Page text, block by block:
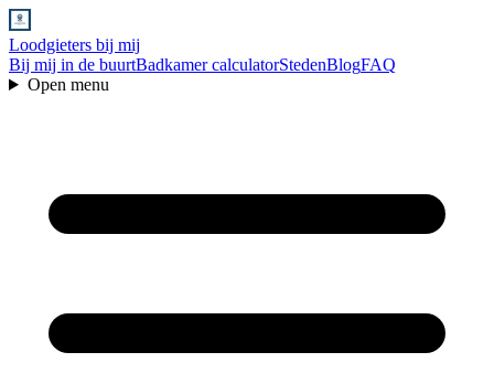
Loodgieters bij mij
Bij mij in de buurtBadkamer calculatorStedenBlogFAQ
Open menu